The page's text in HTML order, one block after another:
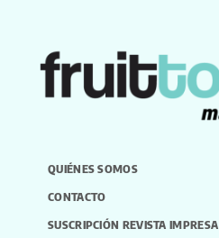
QUIÉNES SOMOS
CONTACTO
SUSCRIPCIÓN REVISTA IMPRESA